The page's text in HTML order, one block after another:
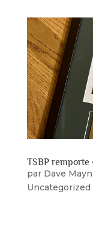
TSBP remporte
par Dave
Uncategorized